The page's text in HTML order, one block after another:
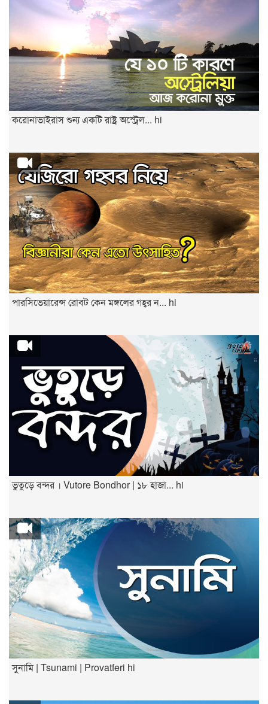
করোনাভাইরাস শুন্য একটি রাষ্ট্র অস্ট্রেল... hi
পারসিভেয়ারেন্স রোবট কেন মঙ্গলের গহ্বর ন... hi
ভুতুড়ে বন্দর । Vutore Bondhor | ১৮ হাজা... hi
সুনামি | Tsunami | Provatferi hi